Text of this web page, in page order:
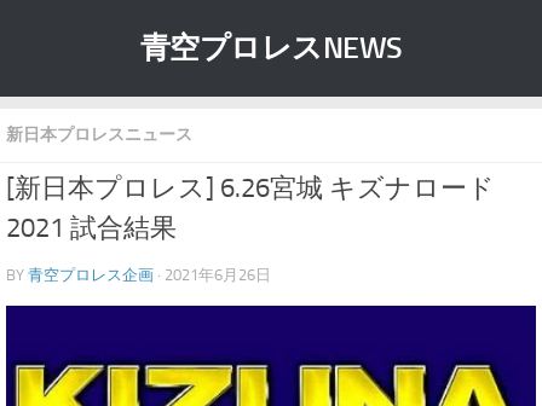
青空プロレスNEWS
新日本プロレスニュース
[新日本プロレス] 6.26宮城 キズナロード
2021 試合結果
BY 青空プロレス企画 · 2021年6月26日